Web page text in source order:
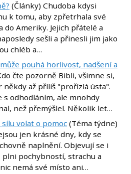
(Články) Chudoba kdysi
k tomu, aby zpřetrhala své
do Ameriky. Jejich přátelé a
sešli a přinesli jim jako
chléb a…
pouhá horlivost, nadšení a
čte pozorně Bibli, všimne si,
někdy až příliš "prořízlá ústa".
s odhodláním, ale mnohdy
než přemýšlel. Několik let…
volat o pomoc (Téma týdne)
jen krásné dny, kdy se
naplnění. Objevují se i
plni pochybností, strachu a
nemá své místo ani…